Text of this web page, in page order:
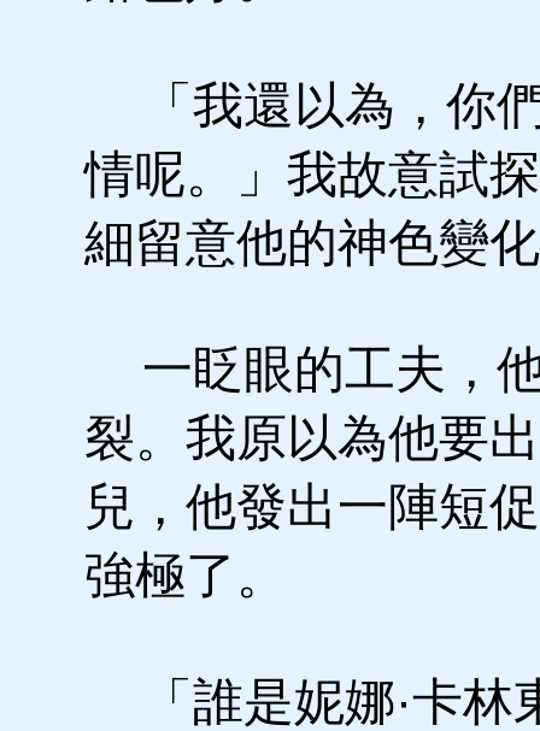
「我還以為，你
情呢。」我故意試
細留意他的神色變
一眨眼的工夫，
裂。我原以為他要
兒，他發出一陣短
強極了。
「誰是妮娜·卡林